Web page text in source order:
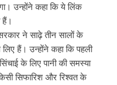
उन्होंने कहा कि ये लिंक
हैं।
ने साढ़े तीन सालों के
हैं। उन्होंने कहा कि पहली
के लिए पानी की समस्या
सिफारिश और रिश्वत के